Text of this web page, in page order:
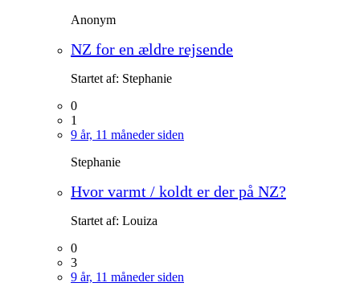
Anonym
NZ for en ældre rejsende
Startet af: Stephanie
0
1
9 år, 11 måneder siden
Stephanie
Hvor varmt / koldt er der på NZ?
Startet af: Louiza
0
3
9 år, 11 måneder siden